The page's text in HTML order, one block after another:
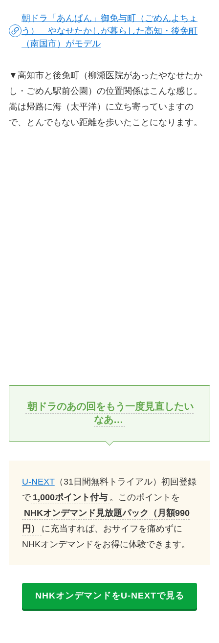
朝ドラ「あんぱん」御免与町（ごめんよちょ
う） やなせたかしが暮らした高知・後免町
（南国市）がモデル
▼高知市と後免町（柳瀬医院があったやなせたか
し・ごめん駅前公園）の位置関係はこんな感じ。
嵩は帰路に海（太平洋）に立ち寄っていますの
で、とんでもない距離を歩いたことになります。
朝ドラのあの回をもう一度見直したい
なあ…
U-NEXT（31日間無料トライアル）初回登録
で 1,000ポイント付与 。このポイントを
NHKオンデマンド見放題パック（月額990
円）
に充当すれば、おサイフを痛めずに
NHKオンデマンドをお得に体験できます。
NHKオンデマンドをU-NEXTで見る